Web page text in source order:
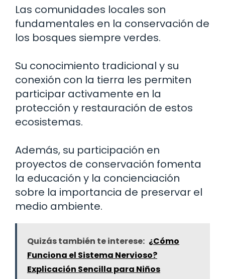
Las comunidades locales son
fundamentales en la conservación de
los bosques siempre verdes.
Su conocimiento tradicional y su
conexión con la tierra les permiten
participar activamente en la
protección y restauración de estos
ecosistemas.
Además, su participación en
proyectos de conservación fomenta
la educación y la concienciación
sobre la importancia de preservar el
medio ambiente.
Quizás también te interese: ¿Cómo
Funciona el Sistema Nervioso?
Explicación Sencilla para Niños